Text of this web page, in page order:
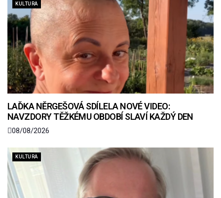
KULTURA
LAĎKA NĚRGEŠOVÁ SDÍLELA NOVÉ VIDEO:
NAVZDORY TĚŽKÉMU OBDOBÍ SLAVÍ KAŽDÝ DEN
08/08/2026
KULTURA